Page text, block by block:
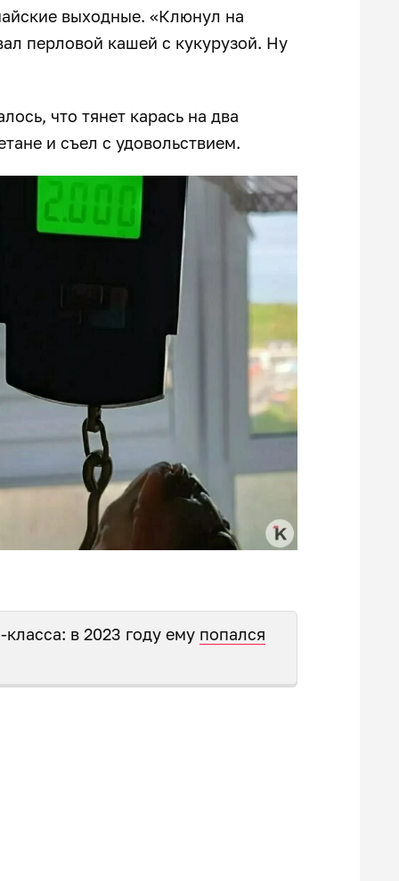
выходные. «Клюнул на
перловой кашей с кукурузой. Ну
что тянет карась на два
и съел с удовольствием.
в 2023 году ему попался